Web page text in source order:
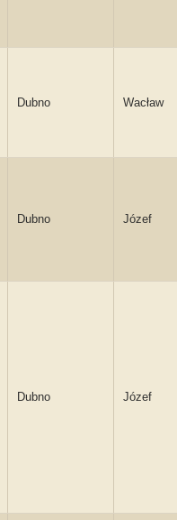
Dubno Wacław
Dubno Józef
Dubno Józef